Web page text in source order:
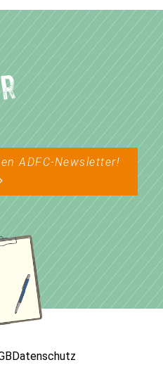
ADFC-Newsletter!
Datenschutz